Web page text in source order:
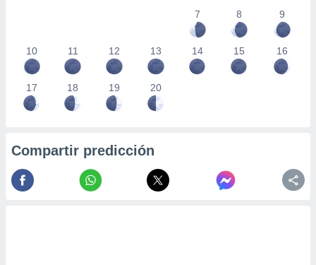
7
8 9
10 11 12 13 14 15 16
17 18 19 20
Compartir predicción